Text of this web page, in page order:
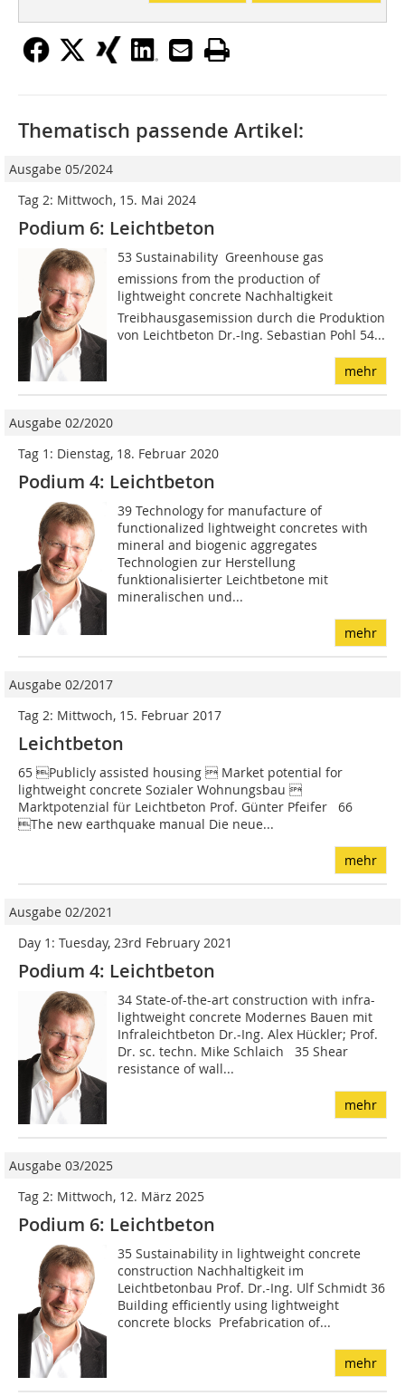
Thematisch passende Artikel:
Ausgabe 05/2024
Tag 2: Mittwoch, 15. Mai 2024
Podium 6: Leichtbeton
53 Sustainability  Greenhouse gas
emissions from the production of
lightweight concrete Nachhaltigkeit 
Treibhausgasemission durch die Produktion
von Leichtbeton Dr.-Ing. Sebastian Pohl 54...
mehr
Ausgabe 02/2020
Tag 1: Dienstag, 18. Februar 2020
Podium 4: Leichtbeton
39 Technology for manufacture of
functionalized lightweight concretes with
mineral and biogenic aggregates
Technologien zur Herstellung
funktionalisierter Leichtbetone mit
mineralischen und...
mehr
Ausgabe 02/2017
Tag 2: Mittwoch, 15. Februar 2017
Leichtbeton
65 Publicly assisted housing  Market potential for
lightweight concrete Sozialer Wohnungsbau 
Marktpotenzial für Leichtbeton Prof. Günter Pfeifer 66
The new earthquake manual Die neue...
mehr
Ausgabe 02/2021
Day 1: Tuesday, 23rd February 2021
Podium 4: Leichtbeton
34 State-of-the-art construction with infra-
lightweight concrete Modernes Bauen mit
Infraleichtbeton Dr.-Ing. Alex Hückler; Prof.
Dr. sc. techn. Mike Schlaich 35 Shear
resistance of wall...
mehr
Ausgabe 03/2025
Tag 2: Mittwoch, 12. März 2025
Podium 6: Leichtbeton
35 Sustainability in lightweight concrete
construction Nachhaltigkeit im
Leichtbetonbau Prof. Dr.-Ing. Ulf Schmidt 36
Building efficiently using lightweight
concrete blocks  Prefabrication of...
mehr